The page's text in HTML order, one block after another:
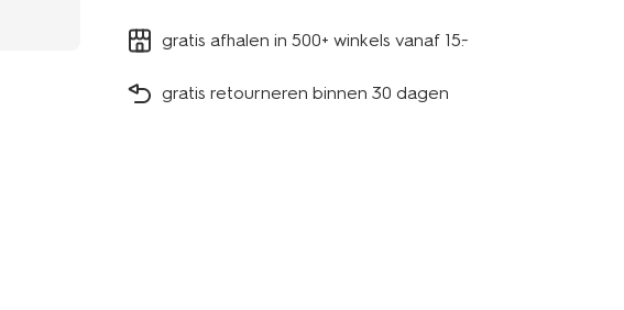
gratis afhalen in 500+ winkels vanaf 15.-
gratis retourneren binnen 30 dagen